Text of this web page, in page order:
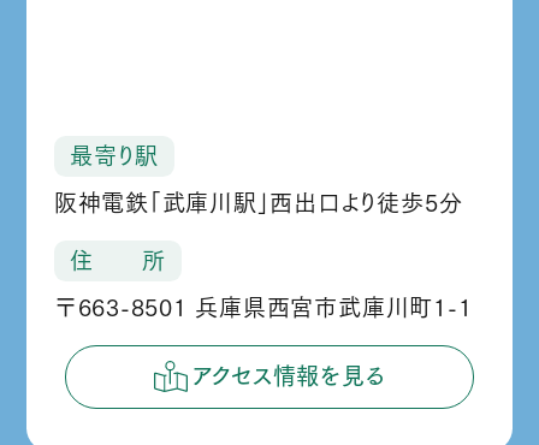
最寄り駅
阪神電鉄「武庫川駅」西出口より徒歩5分
住 所
〒663-8501 兵庫県西宮市武庫川町1-1
アクセス情報を見る